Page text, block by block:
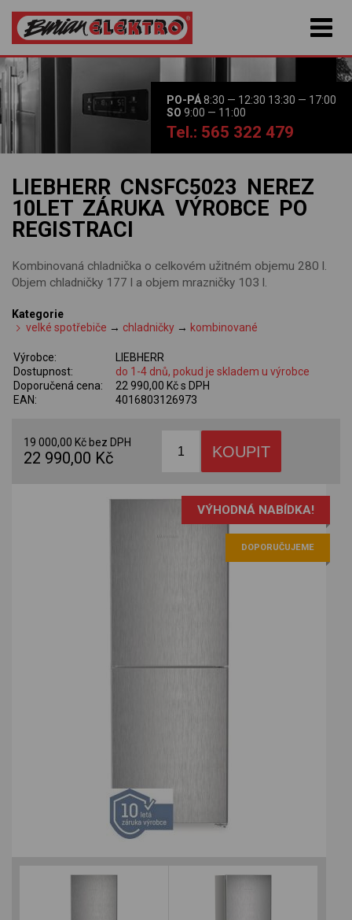
PO-PÁ8:30 — 12:30 13:30 — 17:00
SO 9:00 — 11:00
Tel.: 565 322 479
LIEBHERR CNSFC5023 NEREZ
10LET ZÁRUKA VÝROBCE PO
REGISTRACI
Kombinovaná chladnička o celkovém užitném objemu 280 l.
Objem chladničky 177 l a objem mrazničky 103 l.
Kategorie
velké spotřebiče → chladničky → kombinované
Výrobce:
LIEBHERR
Dostupnost:
do 1-4 dnů, pokud je skladem u výrobce
Doporučená cena:
22 990,00 Kč s DPH
EAN:
4016803126973
19 000,00 Kč bez DPH
22 990,00 Kč
VÝHODNÁ NABÍDKA!
DOPORUČUJEME